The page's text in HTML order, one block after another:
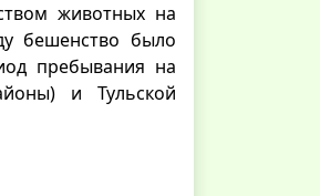
животных на
бешенство было
пребывания на
и Тульской